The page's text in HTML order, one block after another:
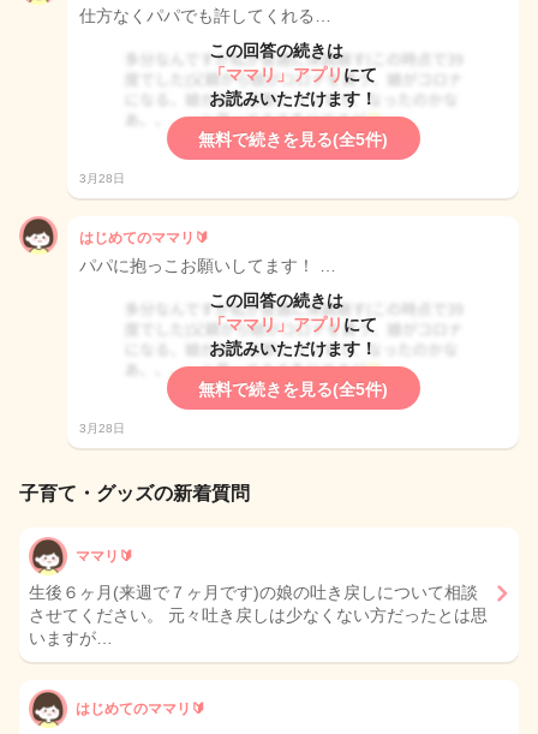
仕方なくパパでも許してくれる…
この回答の続きは
「ママリ」アプリ にて
お読みいただけます！
無料で続きを見る(全5件)
3月28日
はじめてのママリ🔰
パパに抱っこお願いしてます！ …
この回答の続きは
「ママリ」アプリ にて
お読みいただけます！
無料で続きを見る(全5件)
3月28日
子育て・グッズの新着質問
ママリ🔰
生後６ヶ月(来週で７ヶ月です)の娘の吐き戻しについて相談
させてください。 元々吐き戻しは少なくない方だったとは思
いますが…
はじめてのママリ🔰